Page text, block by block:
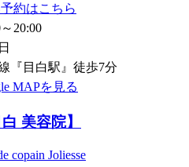
約はこちら
20:00
『目白駅』徒歩7分
MAPを見る
美容院】